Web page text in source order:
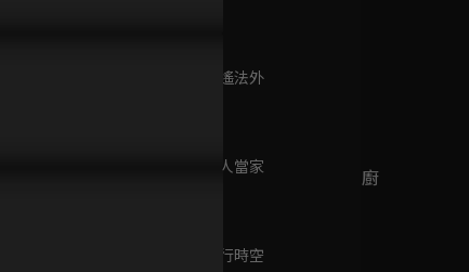
第240集 逍遙法外
第241集 女人當家
第242集 平行時空
EP286預告｜惠潔滿心歡喜穿
已完結 / 共 11 集
廚師的迫降：客家廚